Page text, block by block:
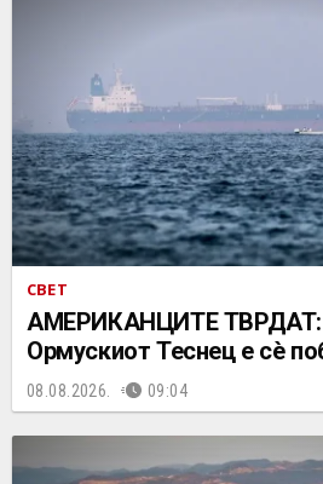
СВЕТ
АМЕРИКАНЦИТЕ ТВРДАТ:
Ормускиот Теснец е сè
08.08.2026. 09:04